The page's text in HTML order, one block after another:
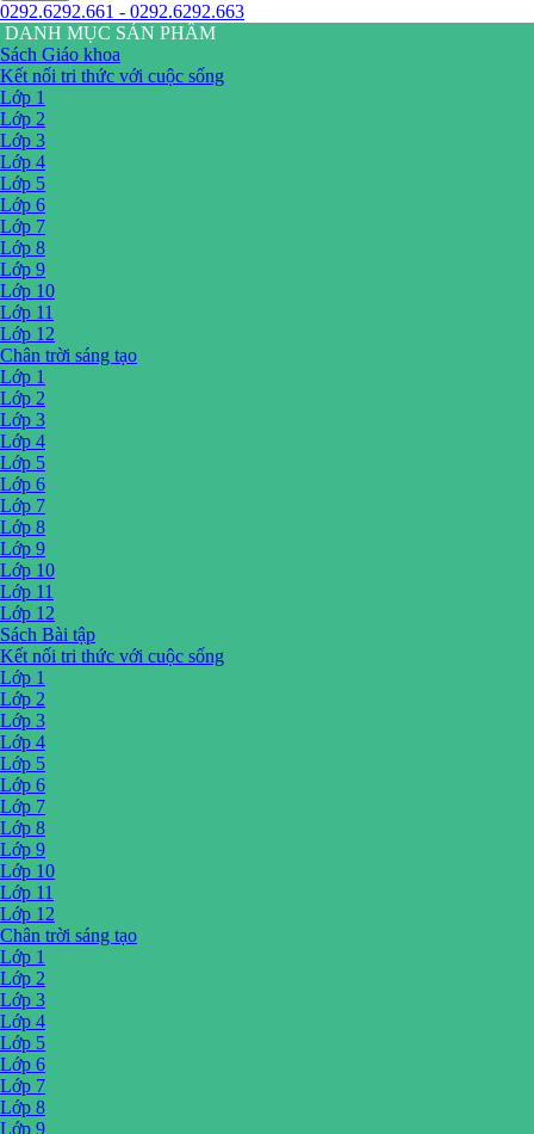
0292.6292.661 - 0292.6292.663
DANH MỤC SẢN PHẨM
Sách Giáo khoa
Kết nối tri thức với cuộc sống
Lớp 1
Lớp 2
Lớp 3
Lớp 4
Lớp 5
Lớp 6
Lớp 7
Lớp 8
Lớp 9
Lớp 10
Lớp 11
Lớp 12
Chân trời sáng tạo
Lớp 1
Lớp 2
Lớp 3
Lớp 4
Lớp 5
Lớp 6
Lớp 7
Lớp 8
Lớp 9
Lớp 10
Lớp 11
Lớp 12
Sách Bài tập
Kết nối tri thức với cuộc sống
Lớp 1
Lớp 2
Lớp 3
Lớp 4
Lớp 5
Lớp 6
Lớp 7
Lớp 8
Lớp 9
Lớp 10
Lớp 11
Lớp 12
Chân trời sáng tạo
Lớp 1
Lớp 2
Lớp 3
Lớp 4
Lớp 5
Lớp 6
Lớp 7
Lớp 8
Lớp 9